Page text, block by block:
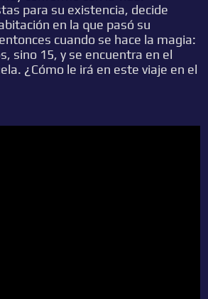
para su existencia, decide
en la que pasó su
cuando se hace la magia:
sino 15, y se encuentra en el
¿Cómo le irá en este viaje en el